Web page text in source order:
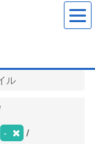
ル
-